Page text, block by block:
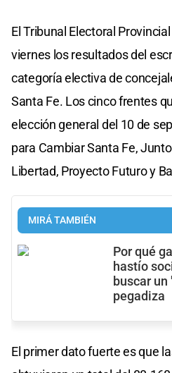
El Tribunal Electoral
viernes los resultados del
categoría electiva de
Santa Fe. Los cinco frentes
elección general del 10 de
para Cambiar Santa Fe,
Libertad, Proyecto Futuro y
MIRÁ TAMBIÉN
Por qué
hastío
buscar un
pegadiza
El primer dato fuerte es que